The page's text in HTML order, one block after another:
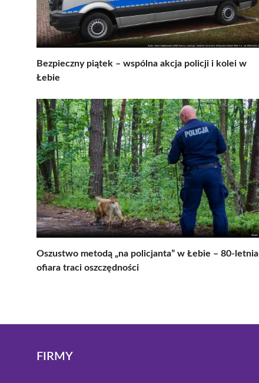
Bezpieczny piątek – wspólna akcja policji i kolei w
Łebie
Oszustwo metodą „na policjanta” w Łebie – 80-letnia
ofiara traci oszczędności
FIRMY